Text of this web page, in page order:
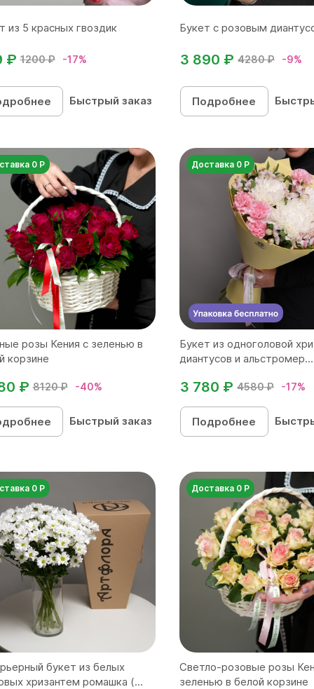
из 5 красных гвоздик
1200 ₽ -17%
₽
Быстрый заказ
Букет с розовым
4280 ₽ -9%
3 890 ₽
Подробнее
0 Р
розы Кения с зеленью в
корзине
8120 ₽ -40%
₽
Быстрый заказ
Доставка 0 Р
Букет из одноголовой
диантусов и альстромер...
4580 ₽ -17%
3 780 ₽
Подробнее
0 Р
букет из белых
хризантем ромашка (...
Доставка 0 Р
Светло-розовые розы
зеленью в белой корзине